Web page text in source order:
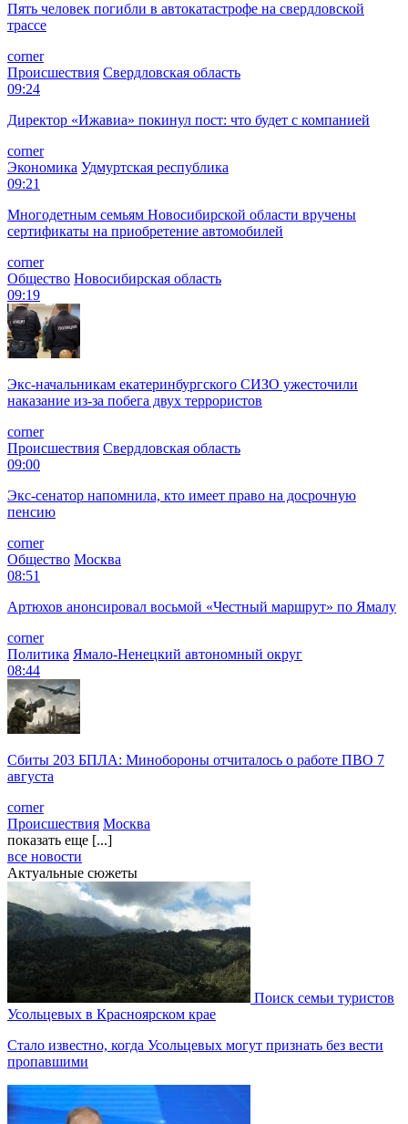
Пять человек погибли в автокатастрофе на свердловской
трассе
corner
Происшествия Свердловская область
09:24
Директор «Ижавиа» покинул пост: что будет с компанией
corner
Экономика Удмуртская республика
09:21
Многодетным семьям Новосибирской области вручены
сертификаты на приобретение автомобилей
corner
Общество Новосибирская область
09:19
Экс-начальникам екатеринбургского СИЗО ужесточили
наказание из-за побега двух террористов
corner
Происшествия Свердловская область
09:00
Экс-сенатор напомнила, кто имеет право на досрочную
пенсию
corner
Общество Москва
08:51
Артюхов анонсировал восьмой «Честный маршрут» по Ямалу
corner
Политика Ямало-Ненецкий автономный округ
08:44
Сбиты 203 БПЛА: Минобороны отчиталось о работе ПВО 7
августа
corner
Происшествия Москва
показать еще [...]
все новости
Актуальные сюжеты
Поиск семьи туристов
Усольцевых в Красноярском крае
Стало известно, когда Усольцевых могут признать без вести
пропавшими